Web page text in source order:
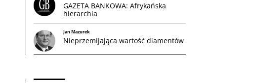
GAZETA BANKOWA: Afrykańska
hierarchia
Jan Mazurek
Nieprzemijająca wartość diamentów